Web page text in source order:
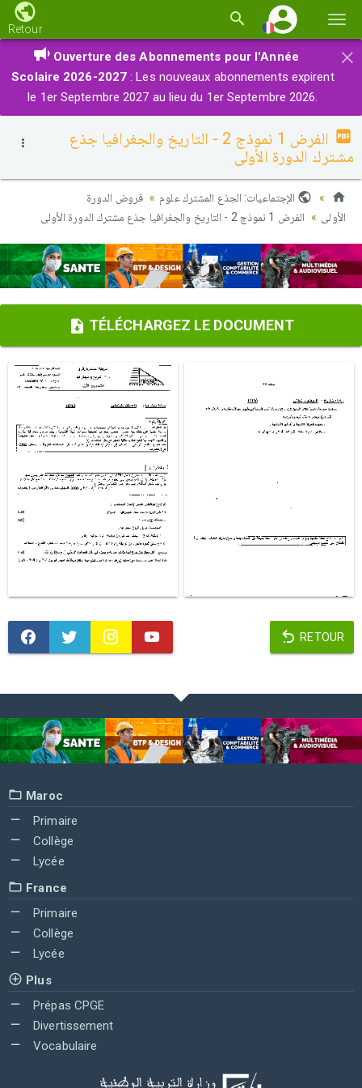
la
Retour
×
Ouverture des Abonnements pour l'Année
Scolaire 2026-2027 : Les nouveaux abonnements expirent
le 1er Septembre 2027 au lieu du 1er Septembre 2026.
الفرض 1 نموذج 2 - التاريخ والجغرافيا جذع
مشترك الدورة الأولى
الإجتماعيات: الجذع المشترك علوم
فروض الدورة
الأولى
الفرض 1 نموذج 2 - التاريخ والجغرافيا جذع مشترك الدورة الأولى
TÉLÉCHARGEZ LE DOCUMENT
RETOUR
Maroc
Primaire
Collège
Lycée
France
Primaire
Collège
Lycée
Plus
Prépas CPGE
Divertissement
Vocabulaire